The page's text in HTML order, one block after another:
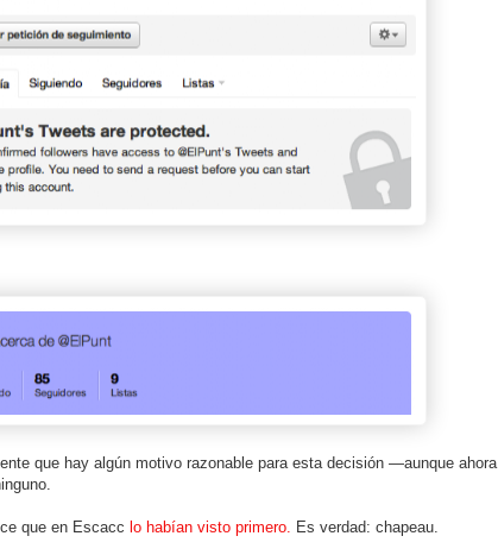
que hay algún motivo razonable para esta decisión —aunque ahora
que en Escacc lo habían visto primero. Es verdad: chapeau.